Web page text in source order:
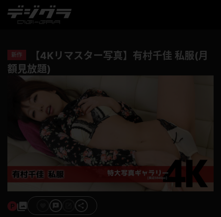
新作
【4Kリマスター写真】有村千佳 私服(月
額見放題)